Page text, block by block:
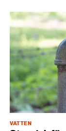
VATTEN